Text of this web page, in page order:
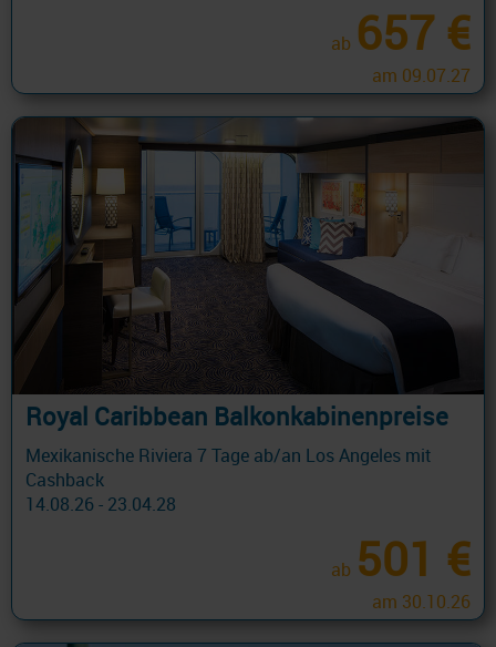
ab 657 €
am 09.07.27
Royal Caribbean Balkonkabinenpreise
Mexikanische Riviera 7 Tage ab/an Los Angeles mit
Cashback
14.08.26 - 23.04.28
ab 501 €
am 30.10.26